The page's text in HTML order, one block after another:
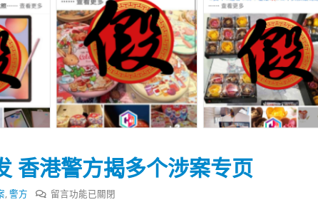
香港警方揭多个涉案专页
,警方
在
留言功能已關閉
躍投票 文: 朱家健
香港全港各区工商联永